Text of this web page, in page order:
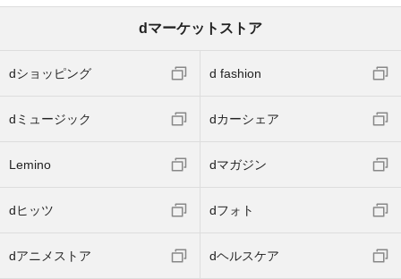
dマーケットストア
dショッピング d fashion
dミュージック dカーシェア
Lemino dマガジン
dヒッツ dフォト
dアニメストア dヘルスケア